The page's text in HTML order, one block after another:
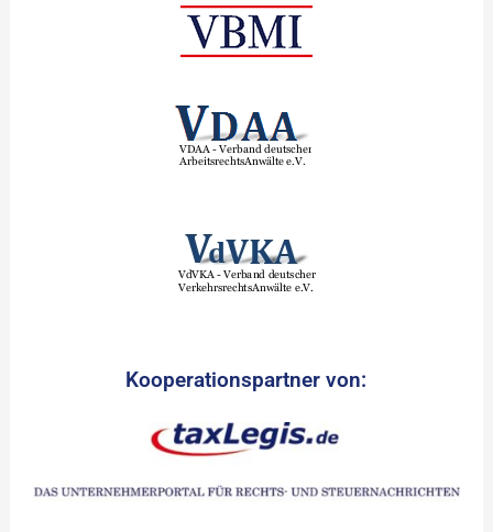
Kooperationspartner von: